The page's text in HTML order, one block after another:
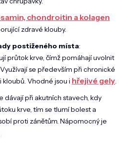
chondroitin a kolagen
zdravé klouby.
postiženého místa:
průtok krve, čímž pomáhají uvolnit
se především při chronické
Vhodné jsou i hřejivé gely.
dávají při akutních stavech, kdy
krve, tím se tlumí bolest a
proti zánětům. Nápomocný je